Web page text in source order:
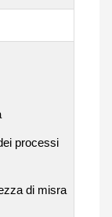
processi
di misra